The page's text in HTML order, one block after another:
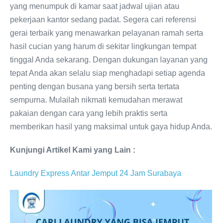
yang menumpuk di kamar saat jadwal ujian atau
pekerjaan kantor sedang padat. Segera cari referensi
gerai terbaik yang menawarkan pelayanan ramah serta
hasil cucian yang harum di sekitar lingkungan tempat
tinggal Anda sekarang. Dengan dukungan layanan yang
tepat Anda akan selalu siap menghadapi setiap agenda
penting dengan busana yang bersih serta tertata
sempurna. Mulailah nikmati kemudahan merawat
pakaian dengan cara yang lebih praktis serta
memberikan hasil yang maksimal untuk gaya hidup Anda.
Kunjungi Artikel Kami yang Lain :
Laundry Express Antar Jemput 24 Jam Surabaya